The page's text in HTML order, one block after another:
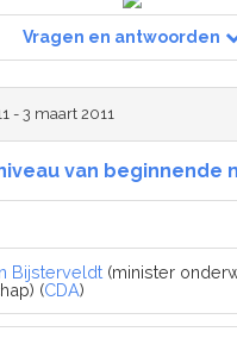
Vragen en antwoorden
- 3 maart 2011
van beginnende
Bijsterveldt (minister
(CDA)